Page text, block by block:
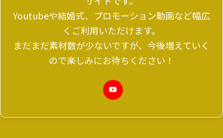
Youtubeや結婚式、プロモーション動画など幅広
くご利用いただけます。
まだまだ素材数が少ないですが、今後増えていく
ので楽しみにお待ちください！